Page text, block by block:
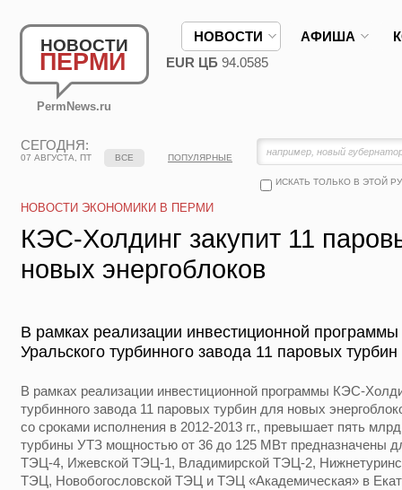
НОВОСТИ
ПЕРМИ
PermNews.ru
НОВОСТИ АФИША
EUR ЦБ 94.0585
СЕГОДНЯ:
07 АВГУСТА, ПТ
ИСКАТЬ ТОЛЬКО В ЭТОЙ
ВСЕ ПОПУЛЯРНЫЕ
НОВОСТИ ЭКОНОМИКИ В ПЕРМИ
КЭС-Холдинг закупит 11
новых энергоблоков
В рамках реализации инвестиционной
Уральского турбинного завода 11 паровых
В рамках реализации инвестиционной программы КЭС-
турбинного завода 11 паровых турбин для новых
со сроками исполнения в 2012-2013 гг., превышает пять
турбины УТЗ мощностью от 36 до 125 МВт предназначены
ТЭЦ-4, Ижевской ТЭЦ-1, Владимирской ТЭЦ-2,
ТЭЦ, Новобогословской ТЭЦ и ТЭЦ «Академическая» в